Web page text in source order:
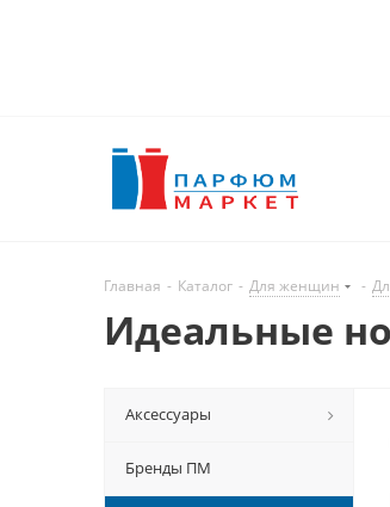
Главная - Каталог - Для женщин -
Идеальные
Аксессуары
Бренды ПМ